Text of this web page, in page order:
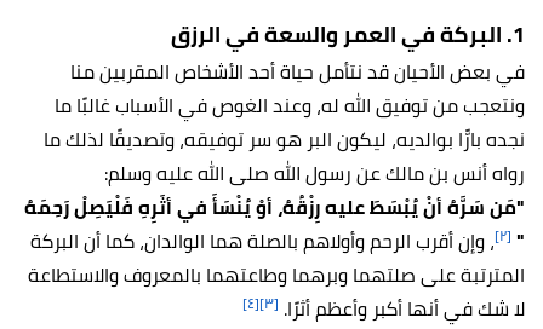
1. البركة في العمر والسعة في الرزق
في بعض الأحيان قد نتأمل حياة أحد الأشخاص المقربين منا
ونتعجب من توفيق الله له، وعند الغوص في الأسباب غالبًا ما
نجده بارًّا بوالديه، ليكون البر هو سر توفيقه، وتصديقًا لذلك ما
رواه أنس بن مالك عن رسول الله صلى الله عليه وسلم:
"مَن سَرَّهُ أنْ يُبْسَطَ عليه رِزْقُهُ، أوْ يُنْسَأَ في أثَرِهِ فَلْيَصِلْ رَحِمَهُ
" [٢] ، وإن أقرب الرحم وأولاهم بالصلة هما الوالدان، كما أن البركة
المترتبة على صلتهما وبرهما وطاعتهما بالمعروف والاستطاعة
لا شك في أنها أكبر وأعظم أثرًا. [٣] [٤]